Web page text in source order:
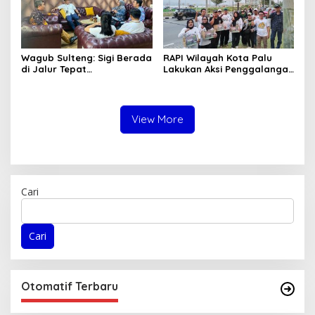
Wagub Sulteng: Sigi Berada
di Jalur Tepat
RAPI Wilayah Kota Palu
Lakukan Aksi Penggalangan
View More
Cari
Cari
Otomatif Terbaru